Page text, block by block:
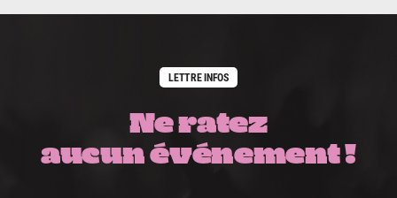
LETTRE INFOS
Ne ratez
aucun événement !